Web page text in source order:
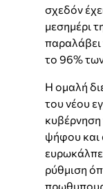
σχεδόν
μεσημέρι
το 96%
Η ομαλή
του νέου
κυβέρνηση
ψήφου και
ρύθμιση